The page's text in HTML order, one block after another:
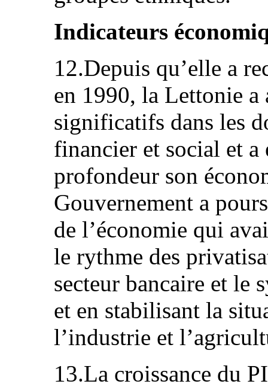
Indicateurs
12.Depuis qu’elle a
en 1990, la Lettonie a
significatifs dans les
financier et social et
profondeur son
Gouvernement a
de l’économie qui
le rythme des
secteur bancaire et le
et en stabilisant la
l’industrie et
13.La croissance du